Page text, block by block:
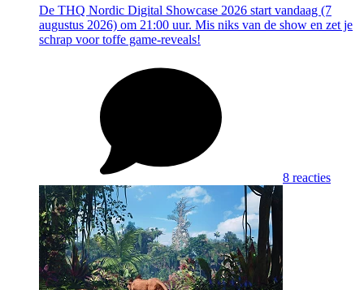
De THQ Nordic Digital Showcase 2026 start vandaag (7
augustus 2026) om 21:00 uur. Mis niks van de show en zet je
schrap voor toffe game-reveals!
8 reacties